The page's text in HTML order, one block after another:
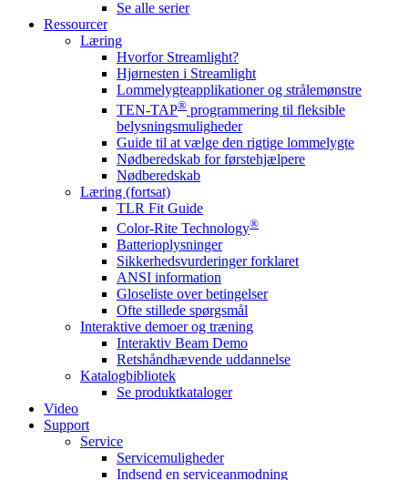
Se alle serier
Ressourcer
Læring
Hvorfor Streamlight?
Hjørnesten i Streamlight
Lommelygteapplikationer og strålemønstre
TEN-TAP® programmering til fleksible
belysningsmuligheder
Guide til at vælge den rigtige lommelygte
Nødberedskab for førstehjælpere
Nødberedskab
Læring (fortsat)
TLR Fit Guide
Color-Rite Technology®
Batterioplysninger
Sikkerhedsvurderinger forklaret
ANSI information
Gloseliste over betingelser
Ofte stillede spørgsmål
Interaktive demoer og træning
Interaktiv Beam Demo
Retshåndhævende uddannelse
Katalogbibliotek
Se produktkataloger
Video
Support
Service
Servicemuligheder
Indsend en serviceanmodning